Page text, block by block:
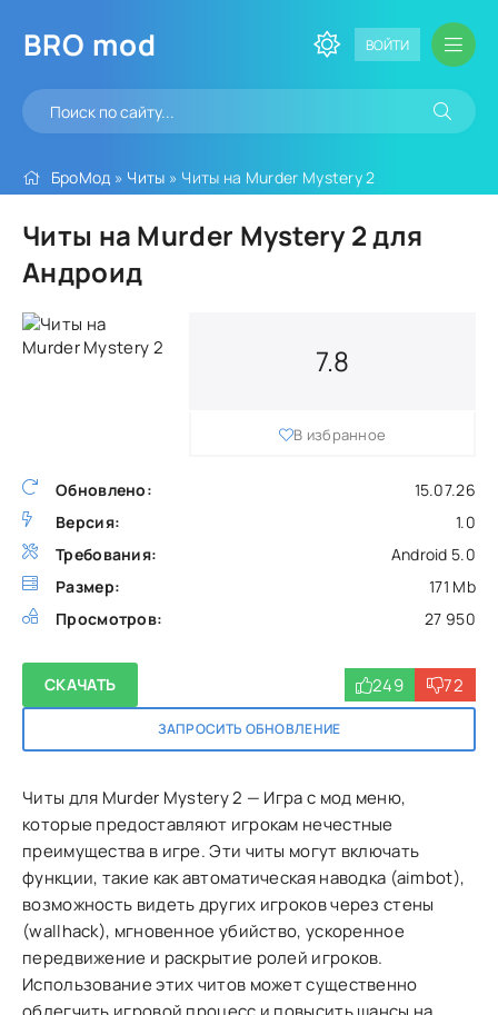
BRO mod ВОЙТИ
БроМод » Читы » Читы на Murder Mystery 2
Читы на Murder Mystery 2 для
Андроид
Обновлено:
15.07.26
Версия:
1.0
Требования:
Android 5.0
Размер:
171 Mb
Просмотров:
27 950
7.8
В избранное
СКАЧАТЬ
ЗАПРОСИТЬ ОБНОВЛЕНИЕ
249 72
Читы для Murder Mystery 2 — Игра с мод меню,
которые предоставляют игрокам нечестные
преимущества в игре. Эти читы могут включать
функции, такие как автоматическая наводка (aimbot),
возможность видеть других игроков через стены
(wallhack), мгновенное убийство, ускоренное
передвижение и раскрытие ролей игроков.
Использование этих читов может существенно